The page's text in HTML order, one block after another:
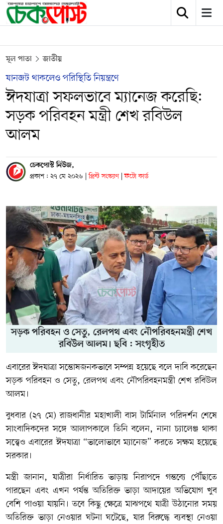
মূল পাতা জাতীয়
যানজট থাকলেও পরিস্থিতি নিয়ন্ত্রণে
ঈদযাত্রা সফলভাবে ম্যানেজ করেছি:
সড়ক পরিবহন মন্ত্রী শেখ রবিউল
আলম
চেকপোস্ট নিউজ,
প্রকাশ : ২৭ মে ২০২৬ | প্রিন্ট সংস্করণ | ফটো কার্ড
সড়ক পরিবহন ও সেতু, রেলপথ এবং নৌপরিবহনমন্ত্রী শেখ
রবিউল আলম। ছবি : সংগৃহীত
এবারের ঈদযাত্রা সন্তোষজনকভাবে সম্পন্ন হয়েছে বলে দাবি করেছেন
সড়ক পরিবহন ও সেতু, রেলপথ এবং নৌপরিবহনমন্ত্রী শেখ রবিউল
আলম।
বুধবার (২৭ মে) রাজধানীর মহাখালী বাস টার্মিনাল পরিদর্শন শেষে
সাংবাদিকদের সঙ্গে আলাপকালে তিনি বলেন, নানা চ্যালেঞ্জ থাকা
সত্ত্বেও এবারের ঈদযাত্রা “ভালোভাবে ম্যানেজ” করতে সক্ষম হয়েছে
সরকার।
মন্ত্রী জানান, যাত্রীরা নির্ধারিত ভাড়ায় নিরাপদে গন্তব্যে পৌঁছাতে
পারছেন এবং এখন পর্যন্ত অতিরিক্ত ভাড়া আদায়ের অভিযোগ খুব
বেশি পাওয়া যায়নি। তবে কিছু ক্ষেত্রে মাঝপথে যাত্রী উঠানোর সময়
অতিরিক্ত ভাড়া নেওয়ার ঘটনা ঘটেছে, যার বিরুদ্ধে ব্যবস্থা নেওয়া